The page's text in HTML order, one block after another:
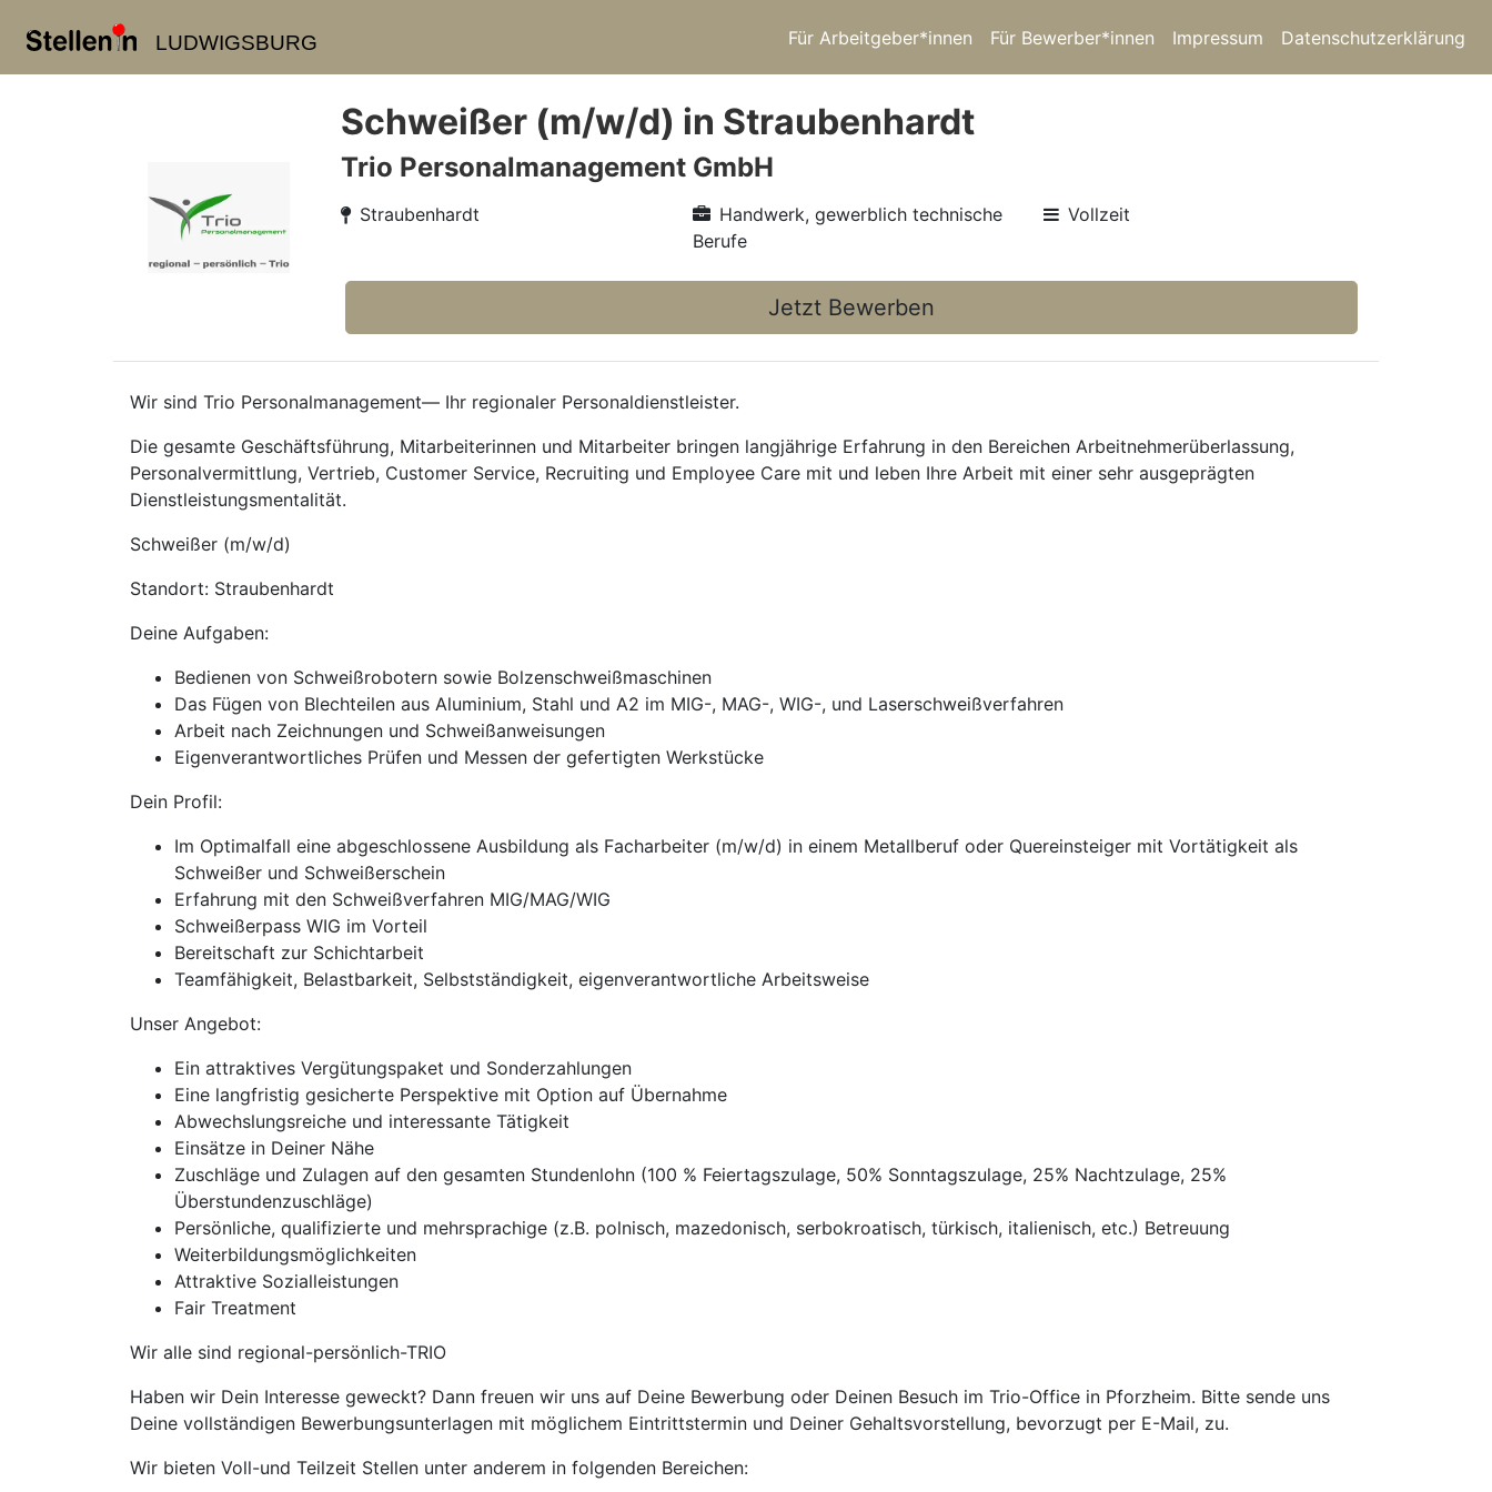
LUDWIGSBURG Für Arbeitgeber*innen Für Bewerber*innen Impressum Datenschutzerklärung
Schweißer (m/w/d) in Straubenhardt
Trio Personalmanagement GmbH
Straubenhardt
Handwerk, gewerblich technische
Berufe
Vollzeit
Jetzt Bewerben
Wir sind Trio Personalmanagement— Ihr regionaler Personaldienstleister.
Die gesamte Geschäftsführung, Mitarbeiterinnen und Mitarbeiter bringen langjährige Erfahrung in den Bereichen Arbeitnehmerüberlassung,
Personalvermittlung, Vertrieb, Customer Service, Recruiting und Employee Care mit und leben Ihre Arbeit mit einer sehr ausgeprägten
Dienstleistungsmentalität.
Schweißer (m/w/d)
Standort: Straubenhardt
Deine Aufgaben:
Bedienen von Schweißrobotern sowie Bolzenschweißmaschinen
Das Fügen von Blechteilen aus Aluminium, Stahl und A2 im MIG-, MAG-, WIG-, und Laserschweißverfahren
Arbeit nach Zeichnungen und Schweißanweisungen
Eigenverantwortliches Prüfen und Messen der gefertigten Werkstücke
Dein Profil:
Im Optimalfall eine abgeschlossene Ausbildung als Facharbeiter (m/w/d) in einem Metallberuf oder Quereinsteiger mit Vortätigkeit als
Schweißer und Schweißerschein
Erfahrung mit den Schweißverfahren MIG/MAG/WIG
Schweißerpass WIG im Vorteil
Bereitschaft zur Schichtarbeit
Teamfähigkeit, Belastbarkeit, Selbstständigkeit, eigenverantwortliche Arbeitsweise
Unser Angebot:
Ein attraktives Vergütungspaket und Sonderzahlungen
Eine langfristig gesicherte Perspektive mit Option auf Übernahme
Abwechslungsreiche und interessante Tätigkeit
Einsätze in Deiner Nähe
Zuschläge und Zulagen auf den gesamten Stundenlohn (100 % Feiertagszulage, 50% Sonntagszulage, 25% Nachtzulage, 25%
Überstundenzuschläge)
Persönliche, qualifizierte und mehrsprachige (z.B. polnisch, mazedonisch, serbokroatisch, türkisch, italienisch, etc.) Betreuung
Weiterbildungsmöglichkeiten
Attraktive Sozialleistungen
Fair Treatment
Wir alle sind regional-persönlich-TRIO
Haben wir Dein Interesse geweckt? Dann freuen wir uns auf Deine Bewerbung oder Deinen Besuch im Trio-Office in Pforzheim. Bitte sende uns
Deine vollständigen Bewerbungsunterlagen mit möglichem Eintrittstermin und Deiner Gehaltsvorstellung, bevorzugt per E-Mail, zu.
Wir bieten Voll-und Teilzeit Stellen unter anderem in folgenden Bereichen: